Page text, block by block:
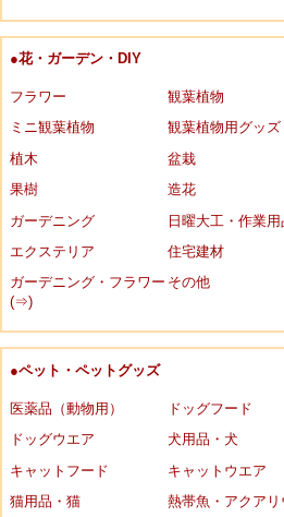
●花・ガーデン・DIY
フラワー
観葉植物
ミニ観葉植物
観葉植物用グッズ
植木
盆栽
果樹
造花
ガーデニング
日曜大工・作業用
エクステリア
住宅建材
ガーデニング・フラワー
(⇒)
その他
●ペット・ペットグッズ
医薬品（動物用）
ドッグフード
ドッグウエア
犬用品・犬
キャットフード
キャットウエア
猫用品・猫
熱帯魚・アクアリ